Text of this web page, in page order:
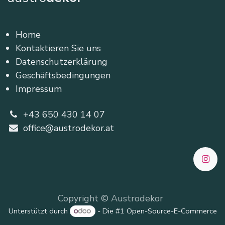
Home
Kontaktieren Sie uns
Datenschutzerklärung
Geschäftsbedingungen
Impressum
+43 650 430 14 07
office@austrodekor.at
Copyright © Austrodekor
Unterstützt durch - Die #1 Open-Source-E-Commerce